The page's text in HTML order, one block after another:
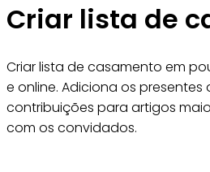
Criar lista de
Criar lista de casamento em
e online. Adiciona os presentes
contribuições para artigos
com os convidados.